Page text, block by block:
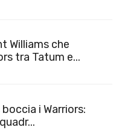
Williams che
tra Tatum e...
i Warriors: